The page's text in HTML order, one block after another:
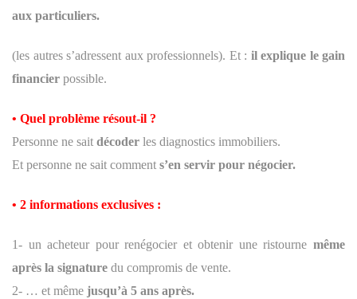
aux particuliers.
(les autres s’adressent aux professionnels). Et : il explique le gain
financier possible.
• Quel problème résout-il ?
Personne ne sait décoder les diagnostics immobiliers.
Et personne ne sait comment s’en servir pour négocier.
• 2 informations exclusives :
1- un acheteur pour renégocier et obtenir une ristourne même
après la signature du compromis de vente.
2- … et même jusqu’à 5 ans après.